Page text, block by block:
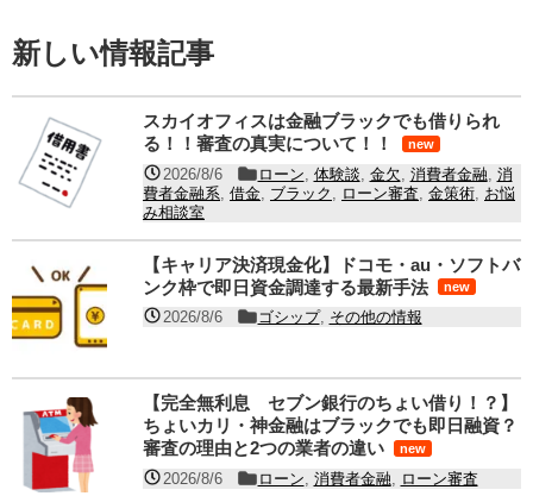
新しい情報記事
スカイオフィスは金融ブラックでも借りられ
る！！審査の真実について！！
new
2026/8/6 ローン 体験談 金欠 消費者金融 消
費者金融系 借金 ブラック ローン審査 金策術 お悩
み相談室
【キャリア決済現金化】ドコモ・au・ソフトバ
ンク枠で即日資金調達する最新手法
new
2026/8/6 ゴシップ, その他の情報
【完全無利息 セブン銀行のちょい借り！？】
ちょいカリ・神金融はブラックでも即日融資？
審査の理由と2つの業者の違い
new
2026/8/6 ローン 消費者金融 ローン審査